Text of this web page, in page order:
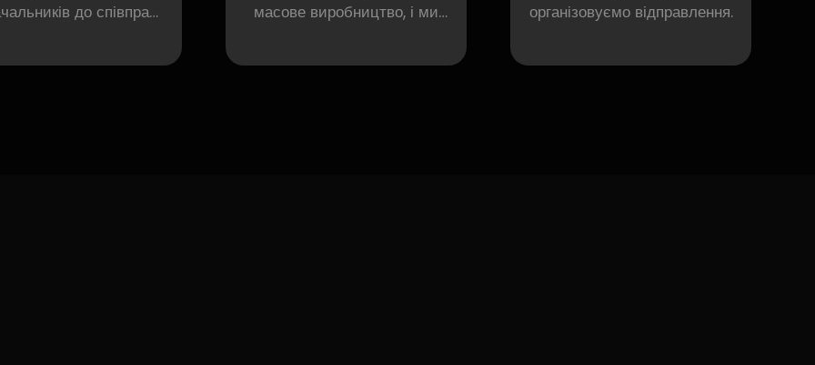
до співпраці
брати участь на
масове виробництво, і ми
виробництва.
організовуємо відправлення.